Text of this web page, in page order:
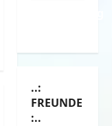
..:
FREUNDE
:..